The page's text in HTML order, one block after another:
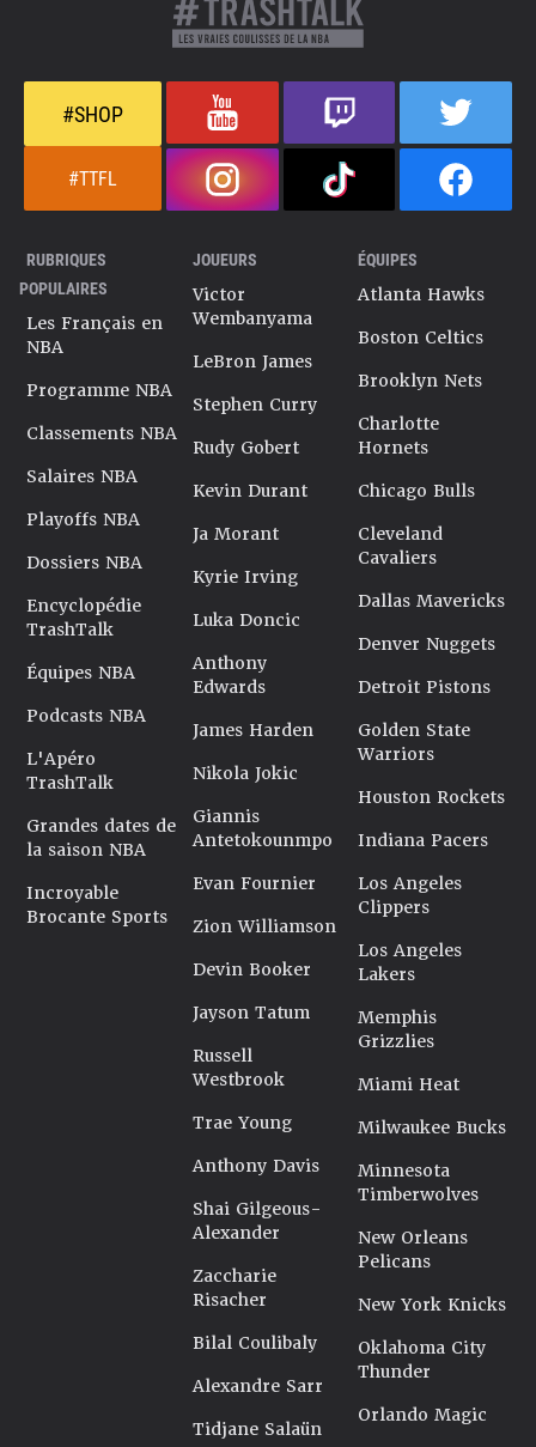
#SHOP
#TTFL
RUBRIQUES
POPULAIRES
Les Français en
NBA
Programme NBA
Classements NBA
Salaires NBA
Playoffs NBA
Dossiers NBA
Encyclopédie
TrashTalk
Équipes NBA
Podcasts NBA
L'Apéro
TrashTalk
Grandes dates de
la saison NBA
Incroyable
Brocante Sports
JOUEURS
Victor
Wembanyama
LeBron James
Stephen Curry
Rudy Gobert
Kevin Durant
Ja Morant
Kyrie Irving
Luka Doncic
Anthony
Edwards
James Harden
Nikola Jokic
Giannis
Antetokounmpo
Evan Fournier
Zion Williamson
Devin Booker
Jayson Tatum
Russell
Westbrook
Trae Young
Anthony Davis
Shai Gilgeous-
Alexander
Zaccharie
Risacher
Bilal Coulibaly
Alexandre Sarr
Tidjane Salaün
ÉQUIPES
Atlanta Hawks
Boston Celtics
Brooklyn Nets
Charlotte
Hornets
Chicago Bulls
Cleveland
Cavaliers
Dallas Mavericks
Denver Nuggets
Detroit Pistons
Golden State
Warriors
Houston Rockets
Indiana Pacers
Los Angeles
Clippers
Los Angeles
Lakers
Memphis
Grizzlies
Miami Heat
Milwaukee Bucks
Minnesota
Timberwolves
New Orleans
Pelicans
New York Knicks
Oklahoma City
Thunder
Orlando Magic